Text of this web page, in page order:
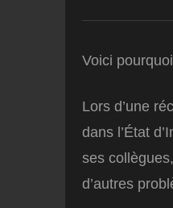
Voici
Lors d’une
dans l’État
ses
d’autres